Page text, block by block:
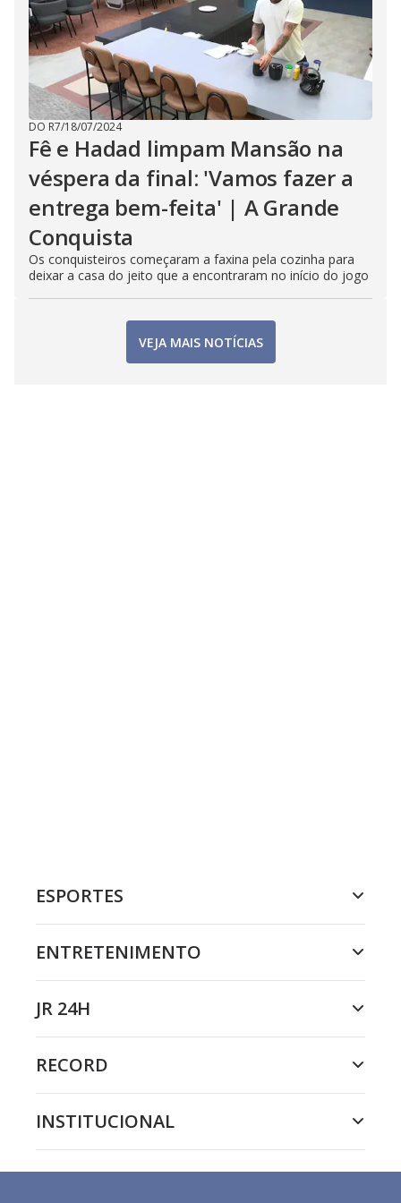
DO R7/18/07/2024
Fê e Hadad limpam Mansão na
véspera da final: 'Vamos fazer a
entrega bem-feita' | A Grande
Conquista
Os conquisteiros começaram a faxina pela cozinha para
deixar a casa do jeito que a encontraram no início do jogo
VEJA MAIS NOTÍCIAS
ESPORTES
ENTRETENIMENTO
JR 24H
RECORD
INSTITUCIONAL